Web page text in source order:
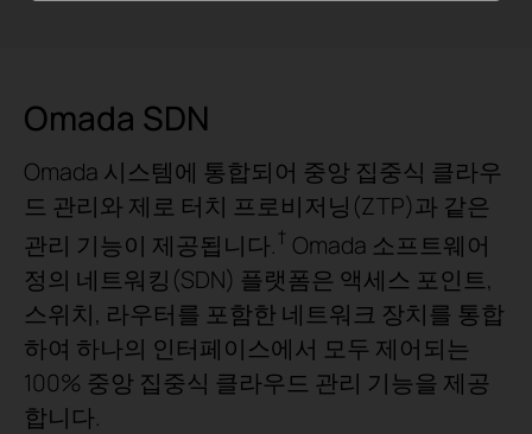
Omada SDN
Omada 시스템에 통합되어 중앙 집중식 클라우
드 관리와 제로 터치 프로비저닝(ZTP)과 같은
관리 기능이 제공됩니다.† Omada 소프트웨어
정의 네트워킹(SDN) 플랫폼은 액세스 포인트,
스위치, 라우터를 포함한 네트워크 장치를 통합
하여 하나의 인터페이스에서 모두 제어되는
100% 중앙 집중식 클라우드 관리 기능을 제공
합니다.